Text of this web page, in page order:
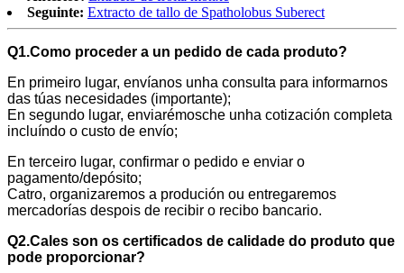
Seguinte: Extracto de tallo de Spatholobus Suberect
Q1.Como proceder a un pedido de cada produto?
En primeiro lugar, envíanos unha consulta para informarnos
das túas necesidades (importante);
En segundo lugar, enviarémosche unha cotización completa
incluíndo o custo de envío;
En terceiro lugar, confirmar o pedido e enviar o
pagamento/depósito;
Catro, organizaremos a produción ou entregaremos
mercadorías despois de recibir o recibo bancario.
Q2.Cales son os certificados de calidade do produto que
pode proporcionar?